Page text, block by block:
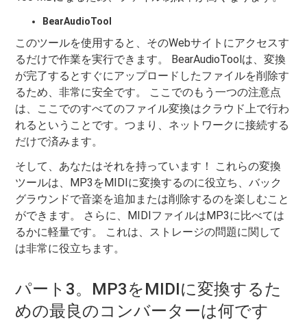
BearAudioTool
このツールを使用すると、そのWebサイトにアクセスす
るだけで作業を実行できます。 BearAudioToolは、変換
が完了するとすぐにアップロードしたファイルを削除す
るため、非常に安全です。 ここでのもう一つの注意点
は、ここでのすべてのファイル変換はクラウド上で行わ
れるということです。つまり、ネットワークに接続する
だけで済みます。
そして、あなたはそれを持っています！ これらの変換
ツールは、MP3をMIDIに変換するのに役立ち、バック
グラウンドで音楽を追加または削除するのを楽しむこと
ができます。 さらに、MIDIファイルはMP3に比べては
るかに軽量です。 これは、ストレージの問題に関して
は非常に役立ちます。
パート3。MP3をMIDIに変換するた
めの最良のコンバーターは何です